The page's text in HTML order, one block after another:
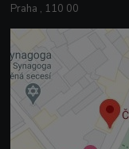
Praha , 110 00